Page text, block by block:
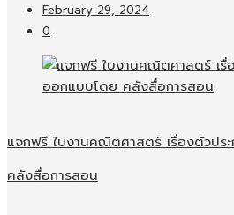
February 29, 2024
0
แจกฟรี ใบงานคณิตศาสตร์ เรื่องตัวปร
คลังสื่อการสอน